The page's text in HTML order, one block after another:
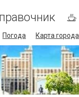
Погода Карта города